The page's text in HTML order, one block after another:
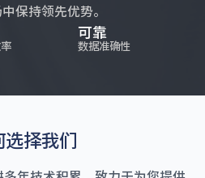
保持领先优势。​
可靠
数据准确性
选择我们